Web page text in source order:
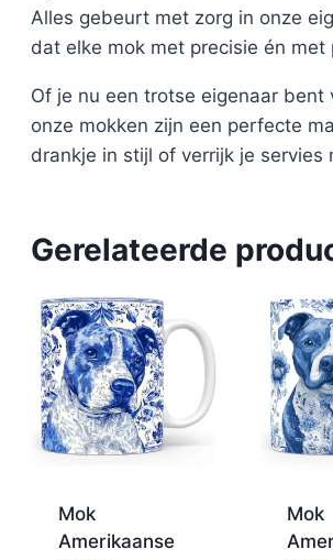
Alles gebeurt met zorg in onze
dat elke mok met precisie én
Of je nu een trotse eigenaar
onze mokken zijn een perfecte
drankje in stijl of verrijk je
Gerelateerde
Mok
Amerikaanse
Mok